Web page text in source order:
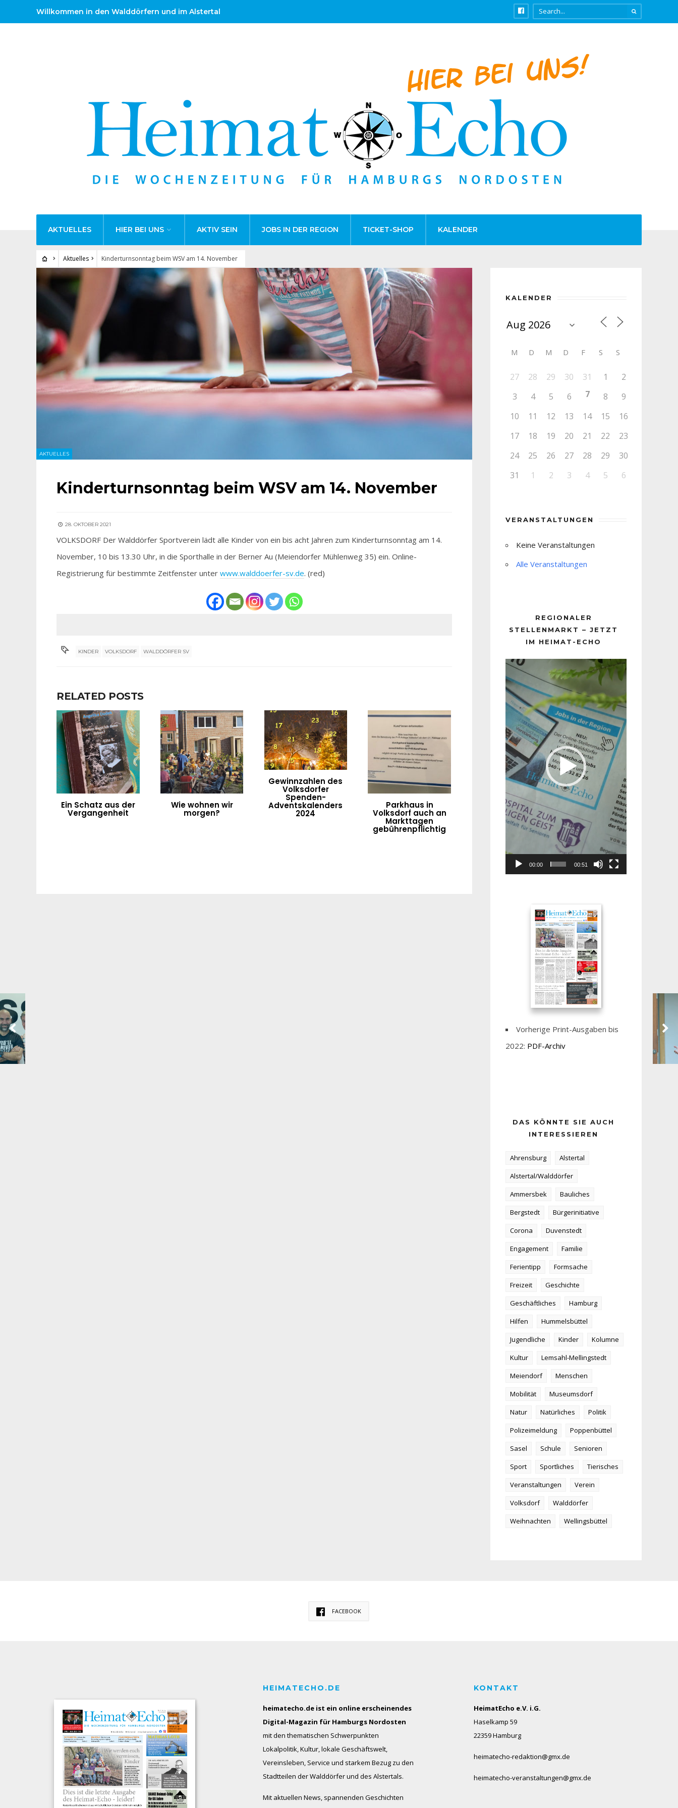
Willkommen in den Walddörfern und im Alstertal
AKTUELLES HIER BEI UNS AKTIV SEIN JOBS IN DER REGION TICKET-SHOP KALENDER
Aktuelles Kinderturnsonntag beim WSV am 14. November
AKTUELLES
Kinderturnsonntag beim WSV am 14. November
28. OKTOBER 2021
VOLKSDORF Der Walddörfer Sportverein lädt alle Kinder von ein bis acht Jahren zum Kinderturnsonntag am 14.
November, 10 bis 13.30 Uhr, in die Sporthalle in der Berner Au (Meiendorfer Mühlenweg 35) ein. Online-
Registrierung für bestimmte Zeitfenster unter www.walddoerfer-sv.de. (red)
KINDER VOLKSDORF WALDDÖRFER SV
RELATED POSTS
Ein Schatz aus der
Vergangenheit
Wie wohnen wir
morgen?
Gewinnzahlen des
Volksdorfer
Spenden-
Adventskalenders
2024
Parkhaus in
Volksdorf auch an
Markttagen
gebührenpflichtig
KALENDER
M D M D F S S
27 28 29 30 31 1
2
3
4 5 6 7 8
9
10
11 12 13 14 15
16
17
18 19 20 21 22
23
24
25 26 27 28 29
30
31
1 2 3 4 5 6
VERANSTALTUNGEN
Keine Veranstaltungen
Alle Veranstaltungen
REGIONALER
STELLENMARKT – JETZT
IM HEIMAT-ECHO
Player
00:00 00:51
Vorherige Print-Ausgaben bis
2022: PDF-Archiv
DAS KÖNNTE SIE AUCH
INTERESSIEREN
Ahrensburg
Alstertal
Alstertal/Walddörfer
Ammersbek
Bauliches
Bergstedt
Bürgerinitiative
Corona
Duvenstedt
Engagement
Familie
Ferientipp
Formsache
Freizeit
Geschichte
Geschäftliches
Hamburg
Hilfen
Hummelsbüttel
Jugendliche
Kinder
Kolumne
Kultur
Lemsahl-Mellingstedt
Meiendorf
Menschen
Mobilität
Museumsdorf
Natur
Natürliches
Politik
Polizeimeldung
Poppenbüttel
Sasel
Schule
Senioren
Sport
Sportliches
Tierisches
Veranstaltungen
Verein
Volksdorf
Walddörfer
Weihnachten
Wellingsbüttel
FACEBOOK
HEIMATECHO.DE
heimatecho.de ist ein online erscheinendes
Digital-Magazin für Hamburgs Nordosten
mit den thematischen Schwerpunkten
Lokalpolitik, Kultur, lokale Geschäftswelt,
Vereinsleben, Service und starkem Bezug zu den
Stadtteilen der Walddörfer und des Alstertals.
Mit aktuellen News, spannenden Geschichten
KONTAKT
HeimatEcho e.V. i.G.
Haselkamp 59
22359 Hamburg
heimatecho-redaktion@gmx.de
heimatecho-veranstaltungen@gmx.de